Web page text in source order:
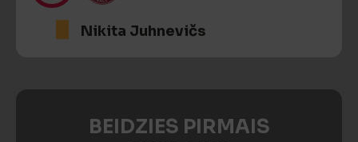
Nikita Juhnevičs
BEIDZIES PIRMAIS